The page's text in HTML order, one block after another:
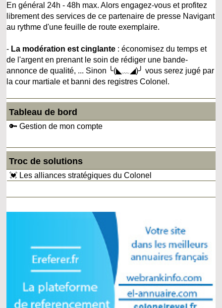
En général 24h - 48h max. Alors engagez-vous et profitez
librement des services de ce partenaire de presse Navigant
au rythme d'une feuille de route exemplaire.
- La modération est cinglante : économisez du temps et
de l'argent en prenant le soin de rédiger une bande-
annonce de qualité, ... Sinon ╰(◣﹏◢)╯ vous serez jugé par
la cour martiale et banni des registres Colonel.
Tableau de bord
🔑 Gestion de mon compte
Troc de solutions
💓 Les alliances stratégiques du Colonel